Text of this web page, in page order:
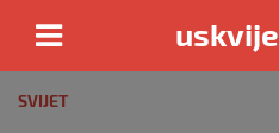
content
SVIJET